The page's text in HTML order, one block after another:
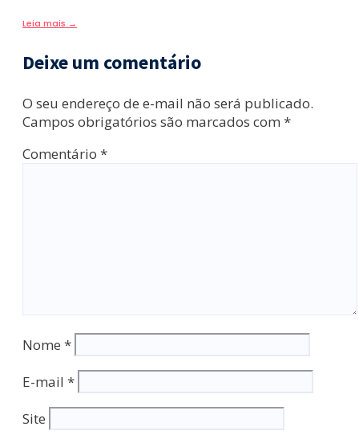
Leia mais →
Deixe um comentário
O seu endereço de e-mail não será publicado.
Campos obrigatórios são marcados com *
Comentário *
Nome *
E-mail *
Site